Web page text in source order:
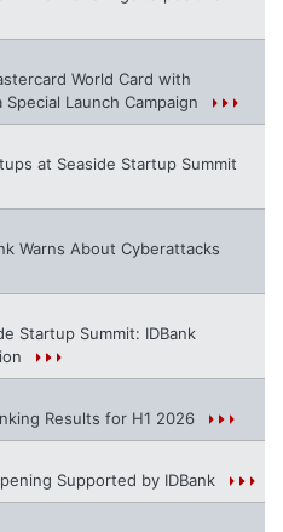
World Card with
Launch Campaign
at Seaside Startup Summit
Warns About Cyberattacks
Startup Summit: IDBank
Results for H1 2026
Supported by IDBank